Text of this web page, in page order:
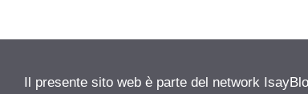
Il presente sito web è parte del network